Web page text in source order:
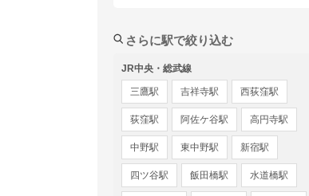
さらに駅で絞り込む
JR中央・総武線
三鷹駅 吉祥寺駅 西荻窪駅
荻窪駅 阿佐ケ谷駅 高円寺駅
中野駅 東中野駅 新宿駅
四ツ谷駅 飯田橋駅 水道橋駅